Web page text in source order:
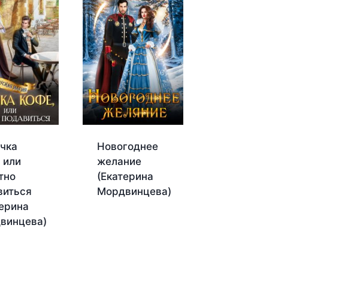
или
Новогоднее
желание
(Екатерина
Мордвинцева)